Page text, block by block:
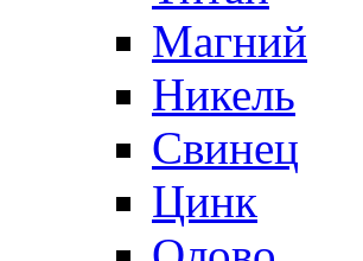
Магний
Никель
Свинец
Цинк